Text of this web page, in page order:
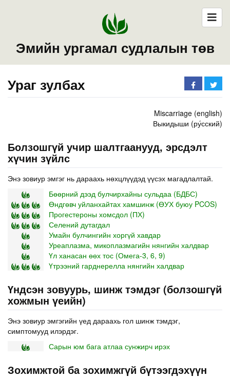
Эмийн ургамал судлалын төв
Ураг зулбах
Miscarriage (english)
Выкидыши (ру́сский)
Болзошгүй учир шалтгаанууд, эрсдэлт
хүчин зүйлс
Энэ зовиур эмгэг нь дараахь нөхцлүүдэд үүсэх магадлалтай.
Бөөрний дээд булчирхайны сульдаа (БДБС)
Өндгөвч уйланхайтах хамшинж (ӨУХ буюу PCOS)
Прогестероны хомсдол (ПХ)
Селений дутагдал
Умайн булчингийн хоргүй хавдар
Уреаплазма, микоплазмагийн нянгийн халдвар
Үл ханасан өөх тос (Омега-3, 6, 9)
Үтрээний гарднерелла нянгийн халдвар
Үндсэн зовуурь, шинж тэмдэг (болзошгүй
хожмын үеийн)
Энэ зовиур эмгэгийн үед дараахь гол шинж тэмдэг,
симптомууд илэрдэг.
Сарын юм бага атлаа сунжирч ирэх
Зохимжтой ба зохимжгүй бүтээгдэхүүн